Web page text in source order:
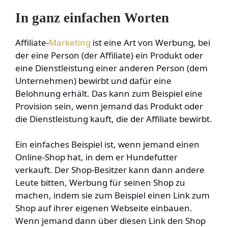
In ganz einfachen Worten
Affiliate-Marketing ist eine Art von Werbung, bei
der eine Person (der Affiliate) ein Produkt oder
eine Dienstleistung einer anderen Person (dem
Unternehmen) bewirbt und dafür eine
Belohnung erhält. Das kann zum Beispiel eine
Provision sein, wenn jemand das Produkt oder
die Dienstleistung kauft, die der Affiliate bewirbt.
Ein einfaches Beispiel ist, wenn jemand einen
Online-Shop hat, in dem er Hundefutter
verkauft. Der Shop-Besitzer kann dann andere
Leute bitten, Werbung für seinen Shop zu
machen, indem sie zum Beispiel einen Link zum
Shop auf ihrer eigenen Webseite einbauen.
Wenn jemand dann über diesen Link den Shop